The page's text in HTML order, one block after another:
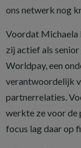
ons netwerk nog
Voordat Michaela
zij actief als
Worldpay, een
verantwoordelijk
partnerrelaties.
werkte ze voor de
focus lag daar op